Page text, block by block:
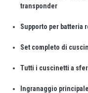
transponder
Supporto per batteria
Set completo di
Tutti i cuscinetti a
Ingranaggio